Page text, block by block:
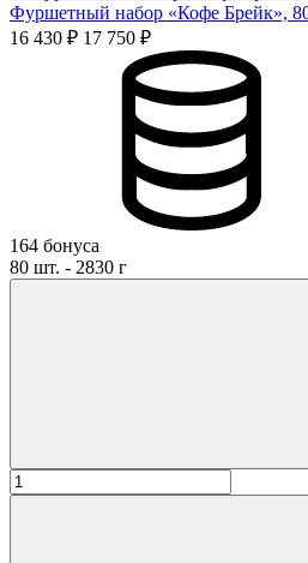
Отзыв*
согласие на обработку
соглашаюсь с политикой
согласие на публикацию
рекламных и презентационных
Оставить отзыв
Фуршетный набор «Кофе Брейк»,
16 430 ₽ 17 750 ₽
164 бонуса
80 шт. - 2830 г